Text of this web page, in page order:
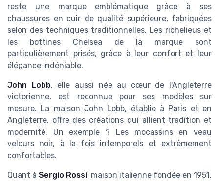
reste une marque emblématique grâce à ses
chaussures en cuir de qualité supérieure, fabriquées
selon des techniques traditionnelles. Les richelieus et
les bottines Chelsea de la marque sont
particulièrement prisés, grâce à leur confort et leur
élégance indéniable.
John Lobb, elle aussi née au cœur de l'Angleterre
victorienne, est reconnue pour ses modèles sur
mesure. La maison John Lobb, établie à Paris et en
Angleterre, offre des créations qui allient tradition et
modernité. Un exemple ? Les mocassins en veau
velours noir, à la fois intemporels et extrêmement
confortables.
Quant à Sergio Rossi, maison italienne fondée en 1951,